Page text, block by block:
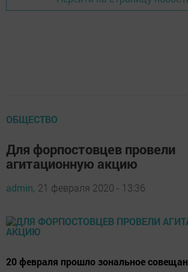
ОБЩЕСТВО
Для форпостовцев провели
агитационную акцию
admin, 21 февраля 2020 - 13:36
20 февраля прошло зональное